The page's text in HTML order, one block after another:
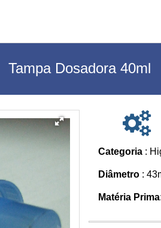
Tampa Dosadora 40ml
Categoria :
Diâmetro :
Matéria